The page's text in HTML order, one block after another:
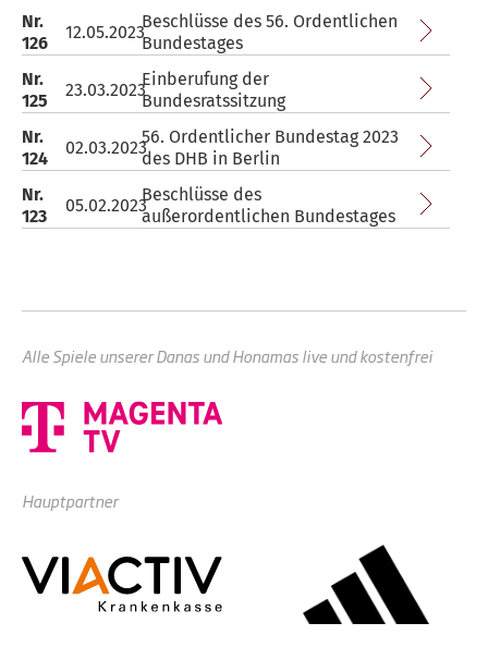
Nr.
126
12.05.2023
Beschlüsse des 56. Ordentlichen
Bundestages
Nr.
125
23.03.2023
Einberufung der
Bundesratssitzung
Nr.
124
02.03.2023
56. Ordentlicher Bundestag 2023
des DHB in Berlin
Nr.
123
05.02.2023
Beschlüsse des
außerordentlichen Bundestages
Alle Spiele unserer Danas und Honamas live und kostenfrei
Hauptpartner